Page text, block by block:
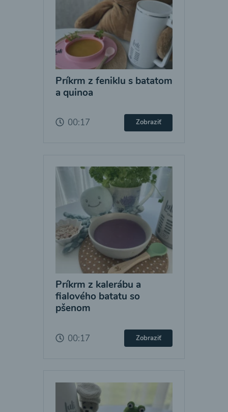
Príkrm z feniklu s batatom
a quinoa
00:17 Zobraziť
Príkrm z kalerábu a
fialového batatu so
pšenom
00:17 Zobraziť